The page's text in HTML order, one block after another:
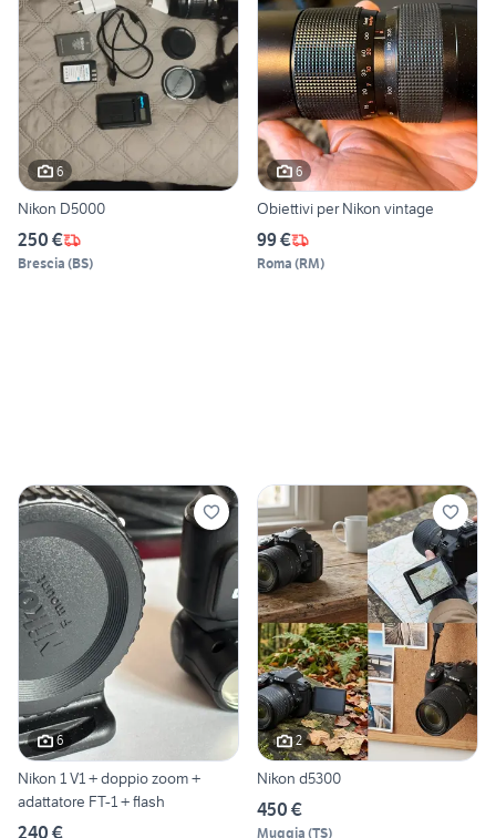
6
Nikon D5000
250 €
Brescia (BS)
6
Obiettivi per Nikon vintage
99 €
Roma (RM)
6
Nikon 1 V1 + doppio zoom +
adattatore FT-1 + flash
240 €
2
Nikon d5300
450 €
Muggia (TS)